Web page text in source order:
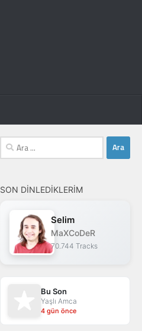
Arama:
SON DINLEDIKLERIM
Selim
MaXCoDeR
70.744 Tracks
Bu Son
Yaşlı Amca
4 gün önce